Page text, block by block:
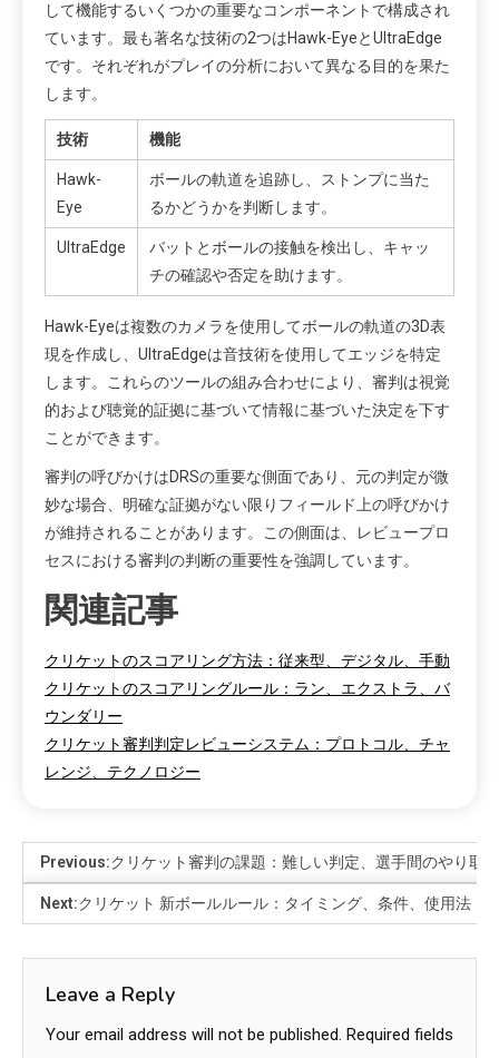
して機能するいくつかの重要なコンポーネントで構成され
ています。最も著名な技術の2つはHawk-EyeとUltraEdge
です。それぞれがプレイの分析において異なる目的を果た
します。
技術 機能
Hawk-
Eye
ボールの軌道を追跡し、ストンプに当た
るかどうかを判断します。
UltraEdge
バットとボールの接触を検出し、キャッ
チの確認や否定を助けます。
Hawk-Eyeは複数のカメラを使用してボールの軌道の3D表
現を作成し、UltraEdgeは音技術を使用してエッジを特定
します。これらのツールの組み合わせにより、審判は視覚
的および聴覚的証拠に基づいて情報に基づいた決定を下す
ことができます。
審判の呼びかけはDRSの重要な側面であり、元の判定が微
妙な場合、明確な証拠がない限りフィールド上の呼びかけ
が維持されることがあります。この側面は、レビュープロ
セスにおける審判の判断の重要性を強調しています。
関連記事
クリケットのスコアリング方法：従来型、デジタル、手動
クリケットのスコアリングルール：ラン、エクストラ、バ
ウンダリー
クリケット審判判定レビューシステム：プロトコル、チャ
レンジ、テクノロジー
Previous:クリケット審判の課題：難しい判定、選手間のやり取り
Next:クリケット 新ボールルール：タイミング、条件、使用法
Leave a Reply
Your email address will not be published. Required fields